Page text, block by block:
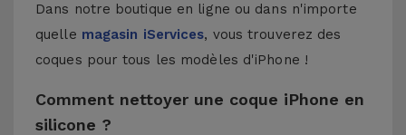
Dans notre boutique en ligne ou dans n'importe
quelle magasin iServices, vous trouverez des
coques pour tous les modèles d'iPhone !
Comment nettoyer une coque iPhone en
silicone ?